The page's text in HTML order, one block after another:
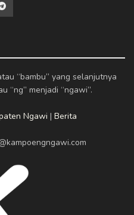
“bambu” yang selanjutnya
“ng” menjadi “ngawi”.
Ngawi | Berita